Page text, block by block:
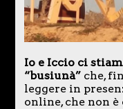
Io e Iccio ci
“busiunà” che,
leggere in
online, che non è